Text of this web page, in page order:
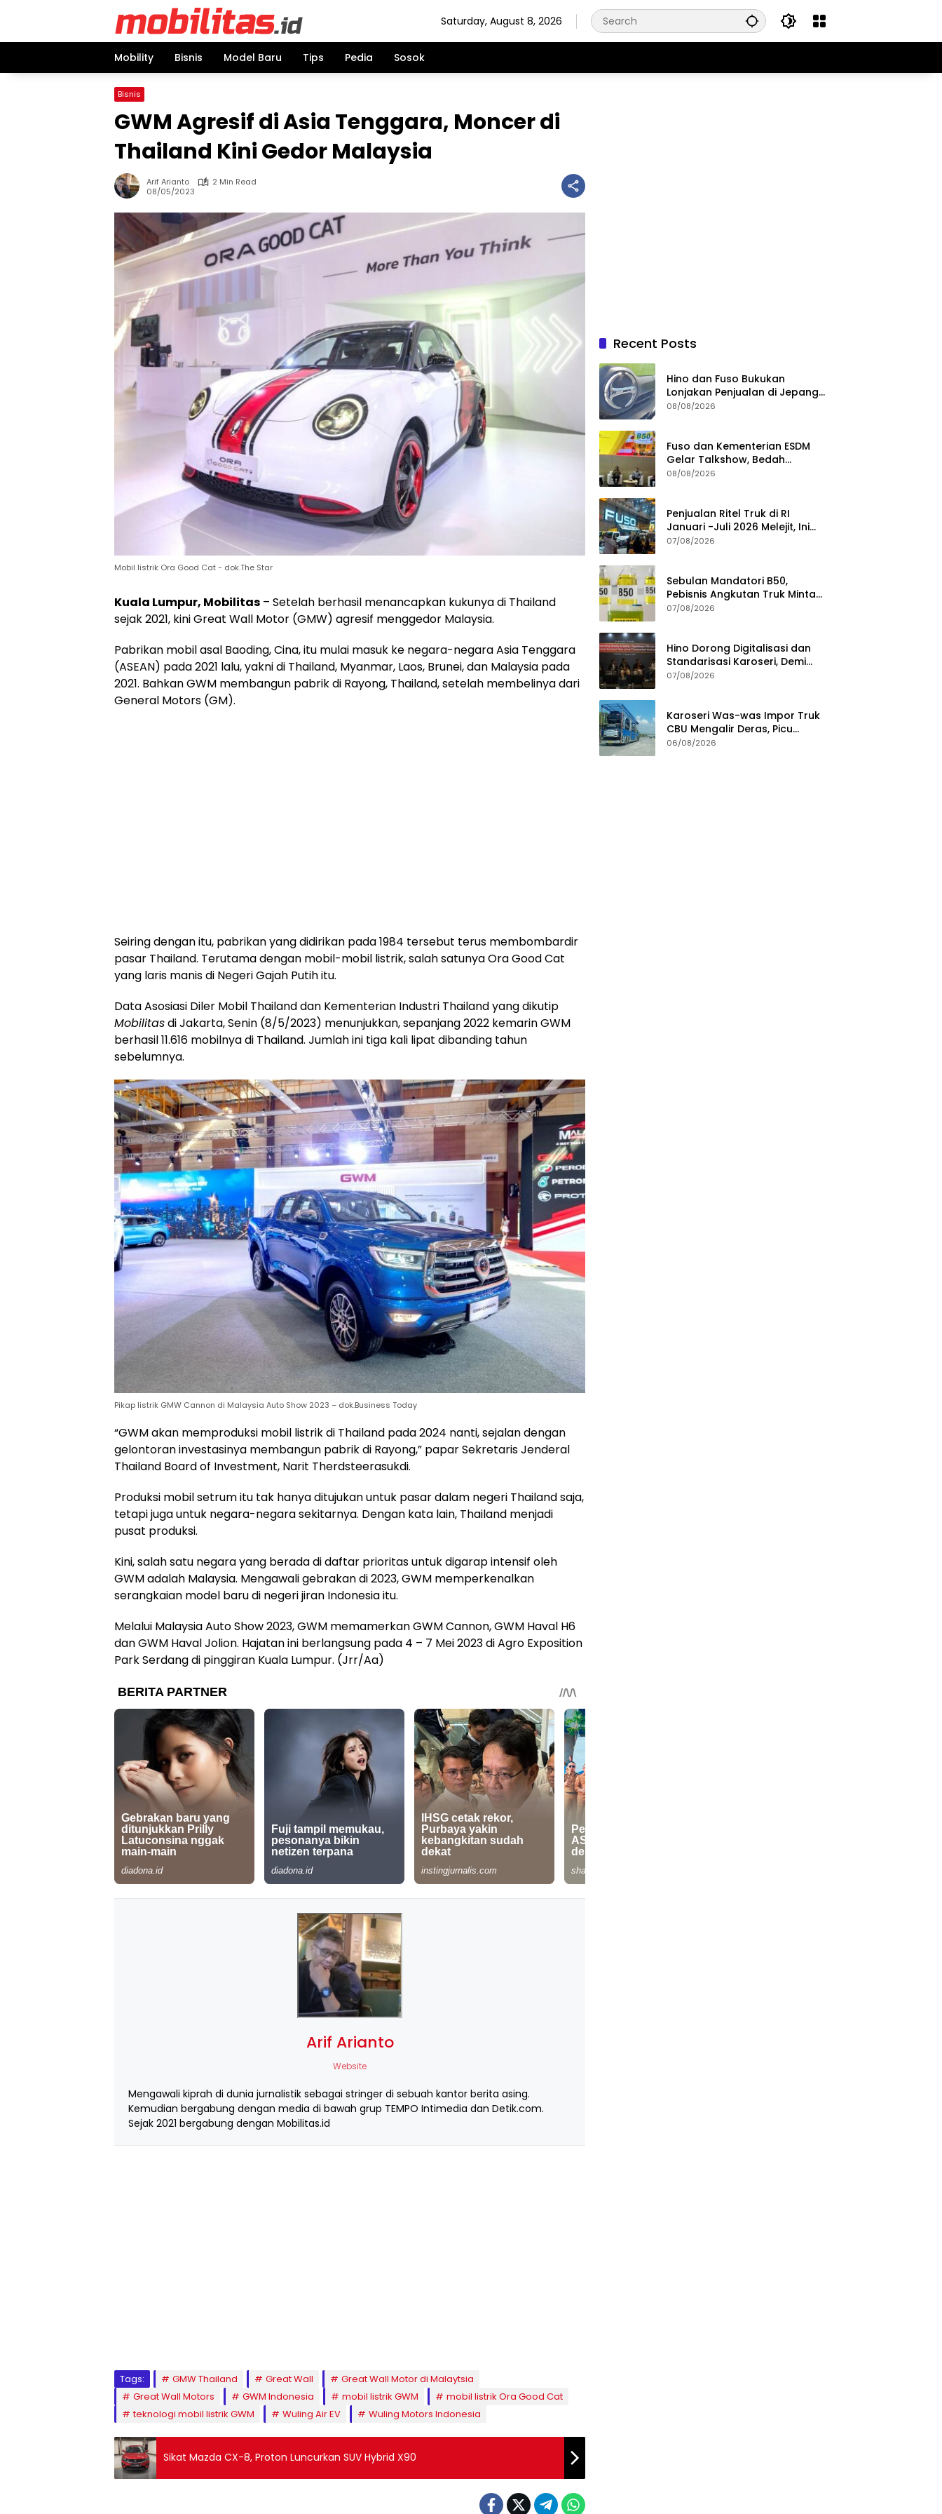
Saturday, August 8, 2026
Mobility Bisnis Model Baru Tips Pedia Sosok
Bisnis
GWM Agresif di Asia Tenggara, Moncer di
Thailand Kini Gedor Malaysia
Arif Arianto
2 Min Read
08/05/2023
Mobil listrik Ora Good Cat - dok.The Star
Kuala Lumpur, Mobilitas – Setelah berhasil menancapkan kukunya di Thailand
sejak 2021, kini Great Wall Motor (GMW) agresif menggedor Malaysia.
Pabrikan mobil asal Baoding, Cina, itu mulai masuk ke negara-negara Asia Tenggara
(ASEAN) pada 2021 lalu, yakni di Thailand, Myanmar, Laos, Brunei, dan Malaysia pada
2021. Bahkan GWM membangun pabrik di Rayong, Thailand, setelah membelinya dari
General Motors (GM).
Seiring dengan itu, pabrikan yang didirikan pada 1984 tersebut terus membombardir
pasar Thailand. Terutama dengan mobil-mobil listrik, salah satunya Ora Good Cat
yang laris manis di Negeri Gajah Putih itu.
Data Asosiasi Diler Mobil Thailand dan Kementerian Industri Thailand yang dikutip
Mobilitasdi Jakarta, Senin (8/5/2023) menunjukkan, sepanjang 2022 kemarin GWM
berhasil 11.616 mobilnya di Thailand. Jumlah ini tiga kali lipat dibanding tahun
sebelumnya.
Pikap listrik GMW Cannon di Malaysia Auto Show 2023 – dok.Business Today
“GWM akan memproduksi mobil listrik di Thailand pada 2024 nanti, sejalan dengan
gelontoran investasinya membangun pabrik di Rayong,” papar Sekretaris Jenderal
Thailand Board of Investment, Narit Therdsteerasukdi.
Produksi mobil setrum itu tak hanya ditujukan untuk pasar dalam negeri Thailand saja,
tetapi juga untuk negara-negara sekitarnya. Dengan kata lain, Thailand menjadi
pusat produksi.
Kini, salah satu negara yang berada di daftar prioritas untuk digarap intensif oleh
GWM adalah Malaysia. Mengawali gebrakan di 2023, GWM memperkenalkan
serangkaian model baru di negeri jiran Indonesia itu.
Melalui Malaysia Auto Show 2023, GWM memamerkan GWM Cannon, GWM Haval H6
dan GWM Haval Jolion. Hajatan ini berlangsung pada 4 – 7 Mei 2023 di Agro Exposition
Park Serdang di pinggiran Kuala Lumpur. (Jrr/Aa)
Arif Arianto
Website
Mengawali kiprah di dunia jurnalistik sebagai stringer di sebuah kantor berita asing.
Kemudian bergabung dengan media di bawah grup TEMPO Intimedia dan Detik.com.
Sejak 2021 bergabung dengan Mobilitas.id
Tags: GMW Thailand Great Wall
Great Wall Motor di Malaytsia
Great Wall Motors
GWM Indonesia mobil listrik GWM
mobil listrik Ora Good Cat
teknologi mobil listrik GWM
Wuling Air EV Wuling Motors Indonesia
Sikat Mazda CX-8, Proton Luncurkan SUV Hybrid X90
Recent Posts
Hino dan Fuso Bukukan
Lonjakan Penjualan di Jepang
selama Januari – Juli 2026
08/08/2026
Fuso dan Kementerian ESDM
Gelar Talkshow, Bedah
Roadmap B50 hingga
08/08/2026
Penjualan Ritel Truk di RI
Januari -Juli 2026 Melejit, Ini
Pemicunya
07/08/2026
Sebulan Mandatori B50,
Pebisnis Angkutan Truk Minta
Jaminan Ketersediaan BBM
07/08/2026
Hino Dorong Digitalisasi dan
Standarisasi Karoseri, Demi
Jamin Kualitas Kendaraan
07/08/2026
Karoseri Was-was Impor Truk
CBU Mengalir Deras, Picu
Persaingan Tak Sehat
06/08/2026